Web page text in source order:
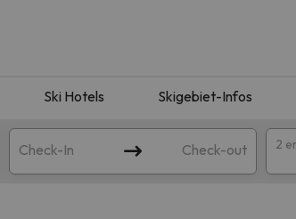
Ski Hotels Skigebiet-Infos
Check-In Check-out 2